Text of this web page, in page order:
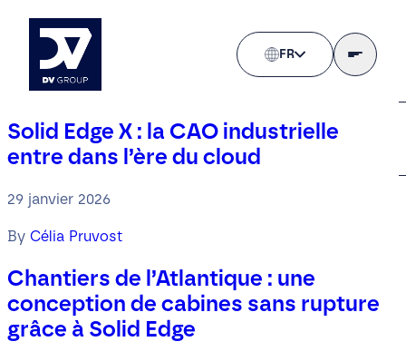
FR
Solid Edge X : la CAO industrielle
entre dans l’ère du cloud
29 janvier 2026
By Célia Pruvost
Chantiers de l’Atlantique : une
conception de cabines sans rupture
grâce à Solid Edge